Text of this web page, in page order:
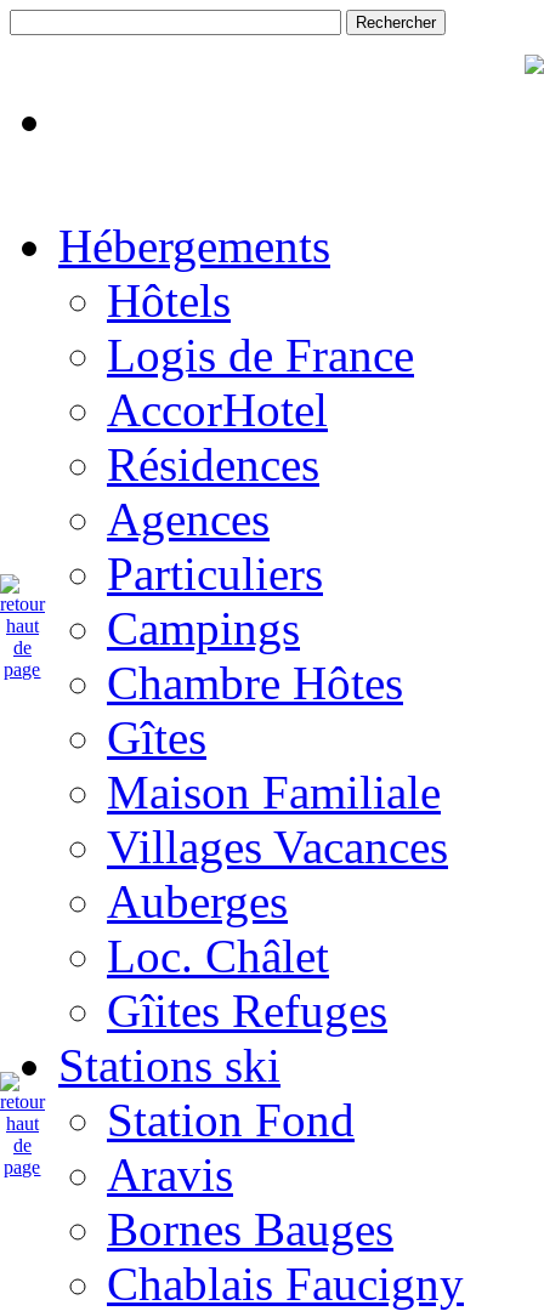
Hébergements
Hôtels
Logis de France
AccorHotel
Résidences
Agences
Particuliers
Campings
Chambre Hôtes
Gîtes
Maison Familiale
Villages Vacances
Auberges
Loc. Châlet
Gîites Refuges
Stations ski
Station Fond
Aravis
Bornes Bauges
Chablais Faucigny